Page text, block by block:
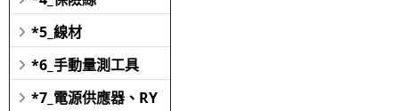
*5_線材
*6_手動量測工具
*7_電源供應器、RY